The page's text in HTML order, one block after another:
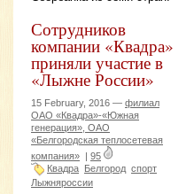
Сотрудников
компании «Квадра»
приняли участие в
«Лыжне России»
15 February, 2016 — филиал
ОАО «Квадра»-«Южная
генерация», ОАО
«Белгородская теплосетевая
компания»
95
Квадра
Белгород спорт
Лыжняроссии